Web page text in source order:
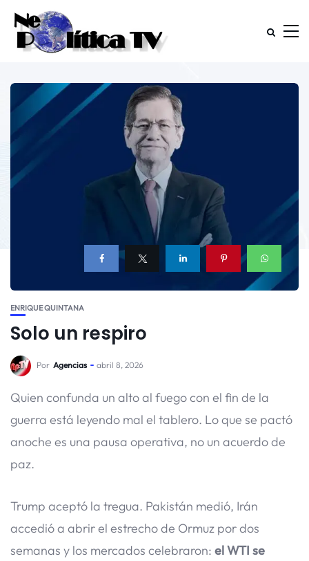
ENRIQUE QUINTANA
Solo un respiro
Por Agencias abril 8, 2026
Quien confunda un alto al fuego con el fin de la
guerra está leyendo mal el tablero. Lo que se pactó
anoche es una pausa operativa, no un acuerdo de
paz.
Trump aceptó la tregua. Pakistán medió, Irán
accedió a abrir el estrecho de Ormuz por dos
semanas y los mercados celebraron: el WTI se